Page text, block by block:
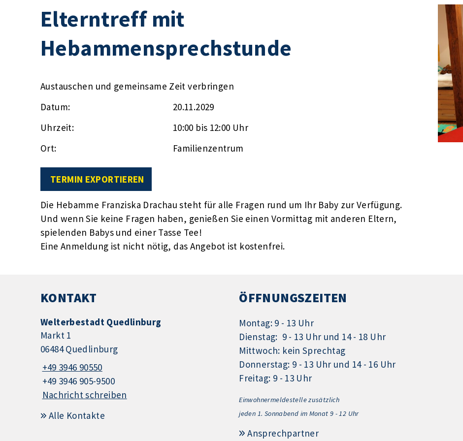
Elterntreff mit
Hebammensprechstunde
Austauschen und gemeinsame Zeit verbringen
Datum:
20.11.2029
Uhrzeit:
10:00 bis 12:00 Uhr
Ort:
Familienzentrum
TERMIN EXPORTIEREN
Die Hebamme Franziska Drachau steht für alle Fragen rund um Ihr Baby zur Verfügung.
Und wenn Sie keine Fragen haben, genießen Sie einen Vormittag mit anderen Eltern,
spielenden Babys und einer Tasse Tee!
Eine Anmeldung ist nicht nötig, das Angebot ist kostenfrei.
KONTAKT
Welterbestadt Quedlinburg
Markt 1
06484 Quedlinburg
+49 3946 90550
+49 3946 905-9500
Nachricht schreiben
Alle Kontakte
ÖFFNUNGSZEITEN
Montag: 9 - 13 Uhr
Dienstag: 9 - 13 Uhr und 14 - 18 Uhr
Mittwoch: kein Sprechtag
Donnerstag: 9 - 13 Uhr und 14 - 16 Uhr
Freitag: 9 - 13 Uhr
Einwohnermeldestelle zusätzlich
jeden 1. Sonnabend im Monat 9 - 12 Uhr
Ansprechpartner